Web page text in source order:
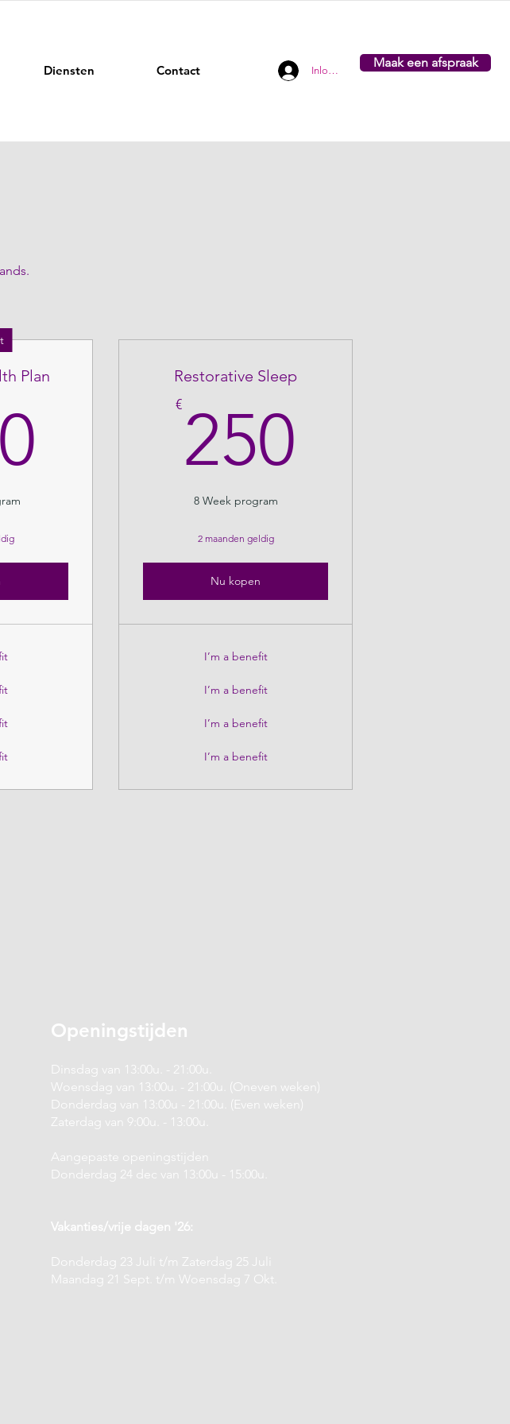
Diensten Contact Inloggen
Maak een afspraak
Plan
300€
Restorative Sleep
€ 250
8 Week program
2 maanden geldig
Nu kopen
I’m a benefit
I’m a benefit
I’m a benefit
I’m a benefit
Openingstijden
Dinsdag van 13:00u. - 21:00u.
Woensdag van 13:00u. - 21:00u. (Oneven weken)
Donderdag van 13:00u - 21:00u. (Even weken)
Zaterdag van 9:00u. - 13:00u.
Aangepaste openingstijden
Donderdag 24 dec van 13:00u - 15:00u.
Vakanties/vrije dagen '26:
Donderdag 23 Juli t/m Zaterdag 25 Juli
Maandag 21 Sept. t/m Woensdag 7 Okt.